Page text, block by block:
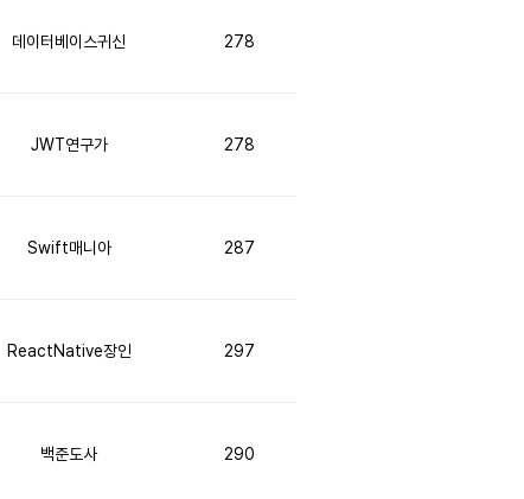
데이터베이스귀신 278
JWT연구가 278
Swift매니아 287
ReactNative장인 297
백준도사 290